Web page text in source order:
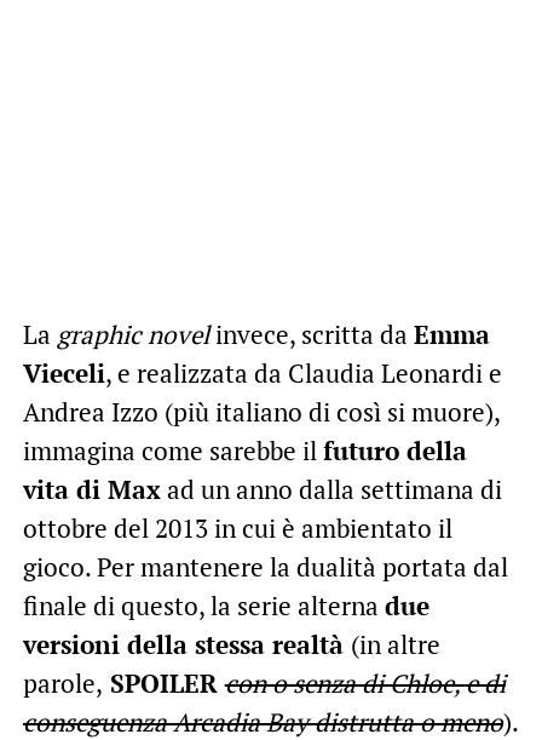
La graphic novelinvece, scritta da Emma
Vieceli, e realizzata da Claudia Leonardi e
Andrea Izzo (più italiano di così si muore),
immagina come sarebbe ilfuturo della
vita di Maxad un anno dalla settimana di
ottobre del 2013 in cui è ambientato il
gioco. Per mantenere la dualità portata dal
finale di questo, la serie alterna due
versioni della stessa realtà (in altre
parole, SPOILERcon o senza di Chloe,e di
conseguenza Arcadia Bay distrutta o meno).